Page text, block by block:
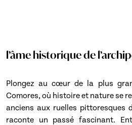
l’âme historique de
Plongez au cœur de la plus
Comores, où histoire et nature se
anciens aux ruelles pittoresques
raconte un passé fascinant.